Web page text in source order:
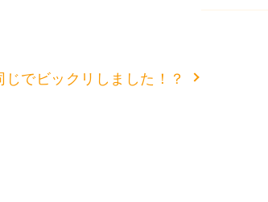
でビックリしました！？